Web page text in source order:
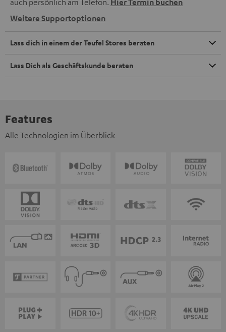
auch persönlich am Telefon. Hier Termin buchen
Weitere Supportoptionen
Lass dich in einem der Teufel Stores beraten
Lass Dich als Geschäftskunde beraten
Features
Alle Technologien im Überblick